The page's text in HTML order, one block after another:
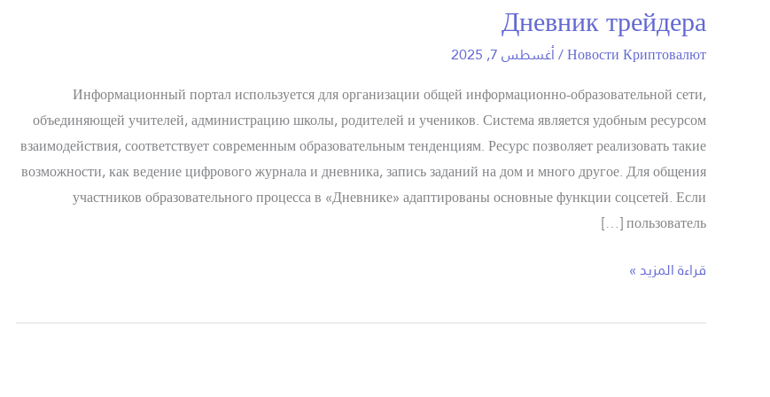
Дневник трейдера
Новости Криптовалют
/أغسطس 7, 2025
Информационный портал используется для организации общей информационно-образовательной сети,
объединяющей учителей, администрацию школы, родителей и учеников. Система является удобным ресурсом
взаимодействия, соответствует современным образовательным тенденциям. Ресурс позволяет реализовать такие
возможности, как ведение цифрового журнала и дневника, запись заданий на дом и много другое. Для общения
участников образовательного процесса в «Дневнике» адаптированы основные функции соцсетей. Если
пользователь […]
Дневник
трейдера
قراءة المزيد »